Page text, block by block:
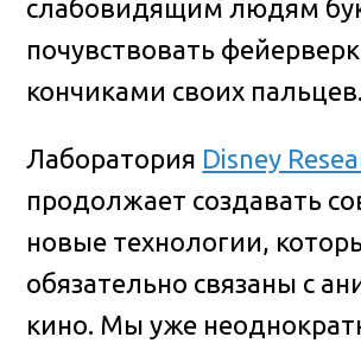
слабовидящим людям
почувствовать
кончиками своих пальцев.
Лаборатория Disney
продолжает создавать
новые технологии,
обязательно связаны с
кино. Мы уже